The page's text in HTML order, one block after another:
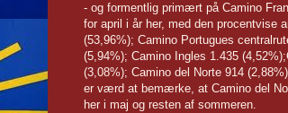
- og formentlig primært på Camino
for april i år her, med den procentvise
(53,96%); Camino Portugues
(5,94%); Camino Ingles 1.435
(3,08%); Camino del Norte 914
er værd at bemærke, at Camino del
her i maj og resten af sommeren.